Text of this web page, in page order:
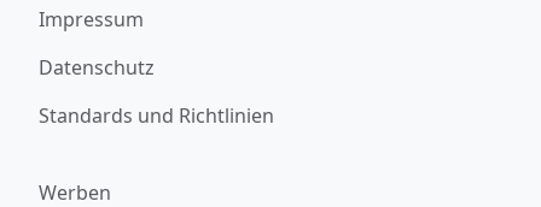
Impressum
Datenschutz
Standards und Richtlinien
Werben